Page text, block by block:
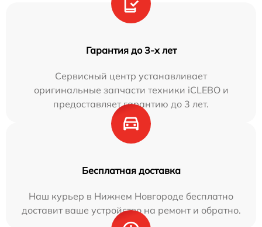
Гарантия до 3-х лет
Сервисный центр устанавливает
оригинальные запчасти техники iCLEBO и
предоставляет гарантию до 3 лет.
Бесплатная доставка
Наш курьер в Нижнем Новгороде бесплатно
доставит ваше устройство на ремонт и обратно.